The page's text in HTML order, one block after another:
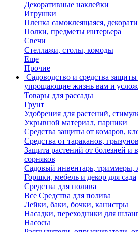
Декоративные наклейки
Игрушки
Пленка самоклеящаяся,
Полки, предметы интерьера
Свечи
Стеллажи, столы, комоды
Еще
Прочие
Садоводство и средства
упрощающие жизнь вам и
Товары для рассады
Грунт
Удобрения для растений,
Укрывной материал, парники
Средства защиты от комаров,
Средства от тараканов,
Защита растений от болезней и
сорняков
Садовый инвентарь, триммеры,
Горшки, мебель и декор для сада
Средства для полива
Все Средства для полива
Лейки, баки, бочки, канистры
Насадки, переходники для
Насосы